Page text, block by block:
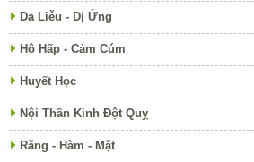
Da Liễu - Dị Ứng
Hô Hấp - Cảm Cúm
Huyết Học
Nội Thần Kinh Đột Quỵ
Răng - Hàm - Mặt